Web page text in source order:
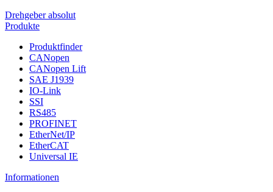
Drehgeber absolut
Produkte
Produktfinder
CANopen
CANopen Lift
SAE J1939
IO-Link
SSI
RS485
PROFINET
EtherNet/IP
EtherCAT
Universal IE
Informationen